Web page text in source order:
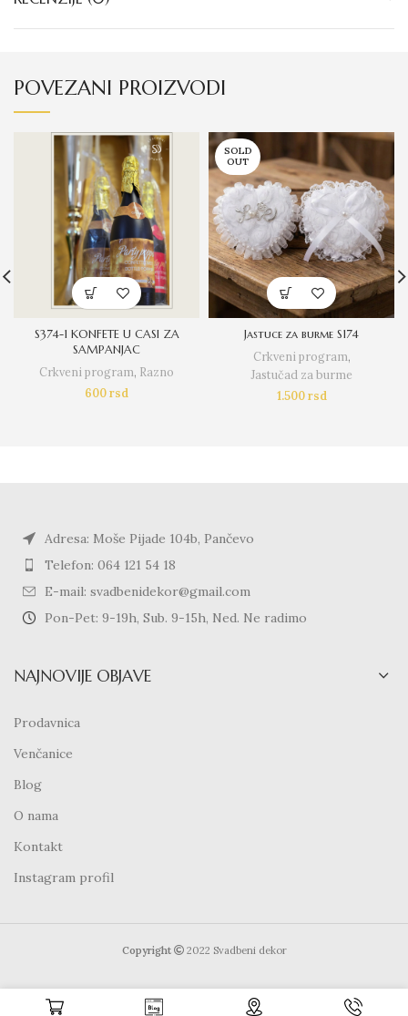
POVEZANI PROIZVODI
S374-1 KONFETE U CASI ZA
SAMPANJAC
Crkveni program, Razno
600rsd
SOLD
OUT
Jastuce za burme S174
Crkveni program,
Jastučad za burme
1.500rsd
Adresa: Moše Pijade 104b, Pančevo
Telefon: 064 121 54 18
E-mail: svadbenidekor@gmail.com
Pon-Pet: 9-19h, Sub. 9-15h, Ned. Ne radimo
NAJNOVIJE OBJAVE
Prodavnica
Venčanice
Blog
O nama
Kontakt
Instagram profil
Copyright 2022 Svadbeni dekor